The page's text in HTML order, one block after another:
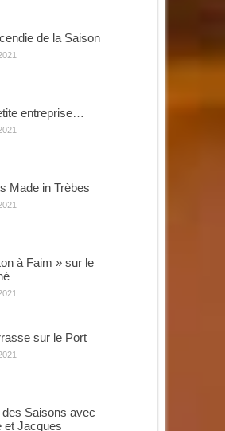
de la Saison
entreprise…
Made in Trèbes
à Faim » sur le
sur le Port
des Saisons avec
et Jacques